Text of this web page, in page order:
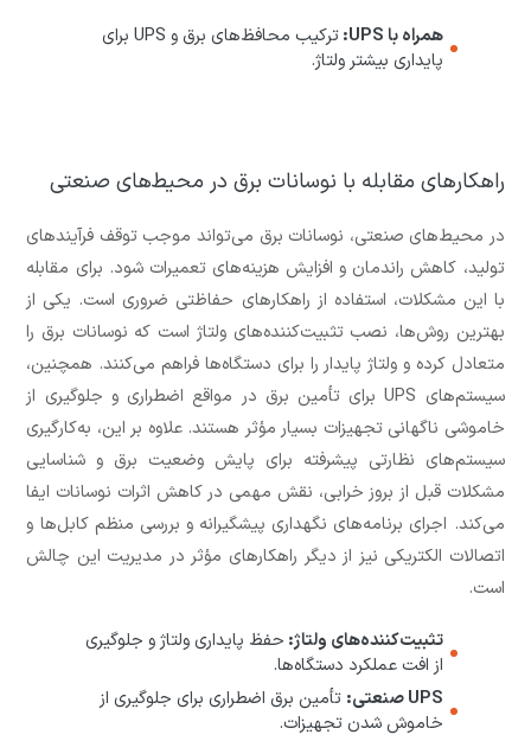
همراه با UPS:
ترکیب محافظ‌های برق و UPS برای
پایداری بیشتر ولتاژ.
راهکارهای مقابله با نوسانات برق در محیط‌های صنعتی
در محیط‌های صنعتی، نوسانات برق می‌تواند موجب توقف فرآیندهای
تولید، کاهش راندمان و افزایش هزینه‌های تعمیرات شود. برای مقابله
با این مشکلات، استفاده از راهکارهای حفاظتی ضروری است. یکی از
بهترین روش‌ها، نصب تثبیت‌کننده‌های ولتاژ است که نوسانات برق را
متعادل کرده و ولتاژ پایدار را برای دستگاه‌ها فراهم می‌کنند. همچنین،
سیستم‌های UPS برای تأمین برق در مواقع اضطراری و جلوگیری از
خاموشی ناگهانی تجهیزات بسیار مؤثر هستند. علاوه بر این، به‌کارگیری
سیستم‌های نظارتی پیشرفته برای پایش وضعیت برق و شناسایی
مشکلات قبل از بروز خرابی، نقش مهمی در کاهش اثرات نوسانات ایفا
می‌کند. اجرای برنامه‌های نگهداری پیشگیرانه و بررسی منظم کابل‌ها و
اتصالات الکتریکی نیز از دیگر راهکارهای مؤثر در مدیریت این چالش
است.
تثبیت‌کننده‌های ولتاژ: حفظ پایداری ولتاژ و جلوگیری
از افت عملکرد دستگاه‌ها.
UPS صنعتی:
تأمین برق اضطراری برای جلوگیری از
خاموش شدن تجهیزات.